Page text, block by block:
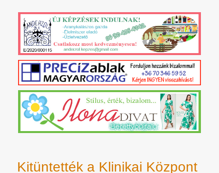
Kitüntették a Klinikai Központ